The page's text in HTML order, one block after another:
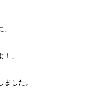
」
した。